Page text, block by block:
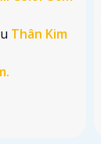
Thân Kim